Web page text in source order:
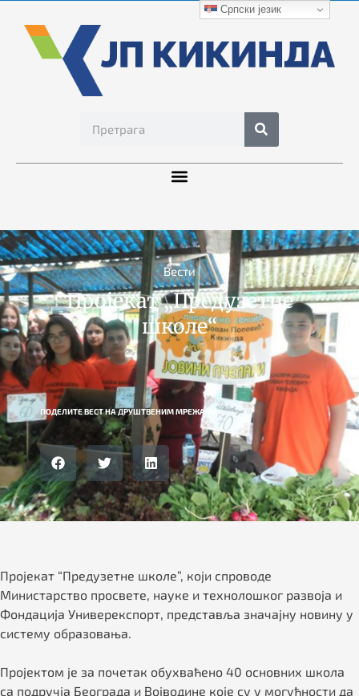
Вести
Пројекат „Предузетне
школе“
ПОДЕЛИТЕ ВЕСТ НА ДРУШТВЕНИМ МРЕЖАМА
Пројекат “Предузетне школе”, који спроводе
Министарство просвете, науке и технолошког развоја и
Фондација Универекспорт, представља значајну новину у
систему образовања.
Пројектом је за почетак обухваћено 40 основних школа
са подручја Београда и Војводине којe су у могућности да
Српски језик